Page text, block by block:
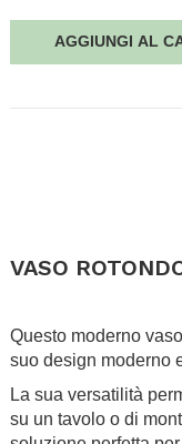
AGGIUNGI AL
VASO
Questo moderno
suo design moderno
La sua versatilità
su un tavolo o di